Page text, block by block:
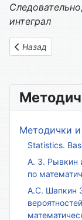
Методички
Statistics.
А. З. Рывкин
по
А.С. Шапкин
интеграл
Предыдущий:
Назад